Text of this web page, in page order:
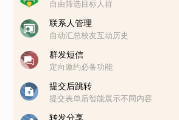
自由筛选目标人群
联系人管理
自动汇总校友互动历史
群发短信
定向邀约必备功能
提交后跳转
提交表单后智能展示不同内容
转发分享